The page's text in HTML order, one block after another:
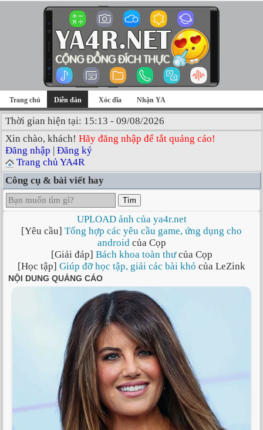
Trang chủ Diễn đàn Xóc đĩa Nhận YA
Thời gian hiện tại: 15:13 - 09/08/2026
Xin chào, khách! Hãy đăng nhập để tắt quảng cáo!
Đăng nhập | Đăng ký
Trang chủ YA4R
Công cụ & bài viết hay
Tìm
UPLOAD ảnh của ya4r.net
[Yêu cầu] Tổng hợp các yêu cầu game, ứng dụng cho
androidcủa Cọp
[Giải đáp] Bách khoa toàn thưcủa Cọp
[Học tập] Giúp đỡ học tập, giải các bài khó của LeZink